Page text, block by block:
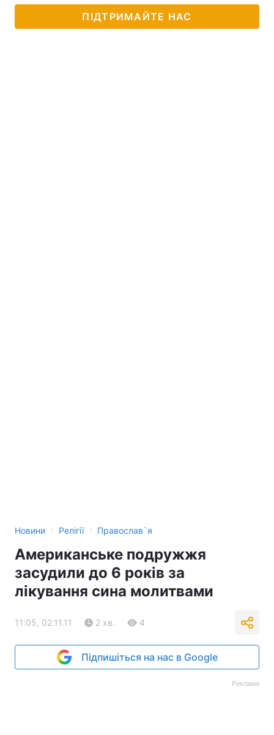
ПІДТРИМАЙТЕ НАС
Новини › Релігії › Православ`я
Американське подружжя
засудили до 6 років за
лікування сина молитвами
11:05, 02.11.11 2 хв. 4
Підпишіться на нас в Google
Реклама